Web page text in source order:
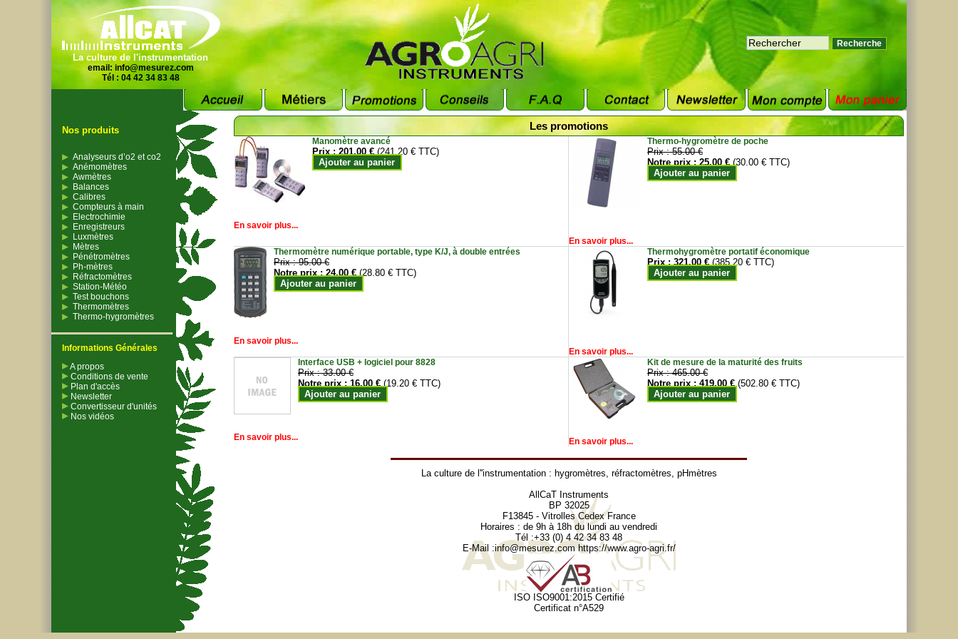
La culture de l'instrumentation
email: info@mesurez.com
Tél : 04 42 34 83 48
Nos produits
Analyseurs d’o2 et co2
Anémomètres
Awmètres
Balances
Calibres
Compteurs à main
Electrochimie
Enregistreurs
Luxmètres
Mètres
Pénétromètres
Ph-mètres
Réfractomètres
Station-Météo
Test bouchons
Thermomètres
Thermo-hygromètres
Informations Générales
A propos
Conditions de vente
Plan d'accès
Newsletter
Convertisseur d'unités
Nos vidéos
Les promotions
Manomètre avancé
Prix :201.00 € (241.20 € TTC)
Ajouter au panier
En savoir plus...
Thermo-hygromètre de poche
Prix :55.00 €
Notre prix :25.00 € (30.00 € TTC)
Ajouter au panier
En savoir plus...
Thermomètre numérique portable, type K/J, à double entrées
Prix :95.00 €
Notre prix :24.00 € (28.80 € TTC)
Ajouter au panier
En savoir plus...
Thermohygromètre portatif économique
Prix :321.00 € (385.20 € TTC)
Ajouter au panier
En savoir plus...
Interface USB + logiciel pour 8828
Prix :33.00 €
Notre prix :16.00 € (19.20 € TTC)
Ajouter au panier
En savoir plus...
Kit de mesure de la maturité des fruits
Prix :465.00 €
Notre prix :419.00 € (502.80 € TTC)
Ajouter au panier
En savoir plus...
La culture de l''instrumentation : hygromètres, réfractomètres, pHmètres
AllCaT Instruments
BP 32025
F13845 - Vitrolles Cedex France
Horaires : de 9h à 18h du lundi au vendredi
Tél :+33 (0) 4 42 34 83 48
E-Mail :info@mesurez.com https://www.agro-agri.fr/
ISO ISO9001:2015 Certifié
Certificat n°A529